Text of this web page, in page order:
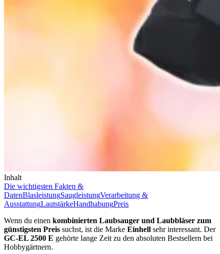
Inhalt
Die wichtigsten Fakten &
DatenBlasleistungSaugleistungVerarbeitung &
AusstattungLautstärkeHandhabungPreis
Wenn du einen kombinierten Laubsauger und Laubbläser zum
günstigsten Preis suchst, ist die Marke Einhell sehr interessant. Der
GC-EL 2500 E gehörte lange Zeit zu den absoluten Bestsellern bei
Hobbygärtnern.